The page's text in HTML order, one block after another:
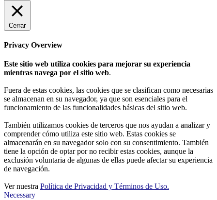
Cerrar
Privacy Overview
Este sitio web utiliza cookies para mejorar su experiencia
mientras navega por el sitio web.
Fuera de estas cookies, las cookies que se clasifican como necesarias
se almacenan en su navegador, ya que son esenciales para el
funcionamiento de las funcionalidades básicas del sitio web.
También utilizamos cookies de terceros que nos ayudan a analizar y
comprender cómo utiliza este sitio web. Estas cookies se
almacenarán en su navegador solo con su consentimiento. También
tiene la opción de optar por no recibir estas cookies, aunque la
exclusión voluntaria de algunas de ellas puede afectar su experiencia
de navegación.
Ver nuestra Política de Privacidad y Términos de Uso.
Necessary